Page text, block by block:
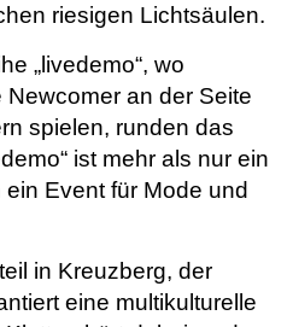
riesigen Lichtsäulen.
„livedemo“, wo
an der Seite
spielen, runden das
ist mehr als nur ein
Event für Mode und
in Kreuzberg, der
eine multikulturelle